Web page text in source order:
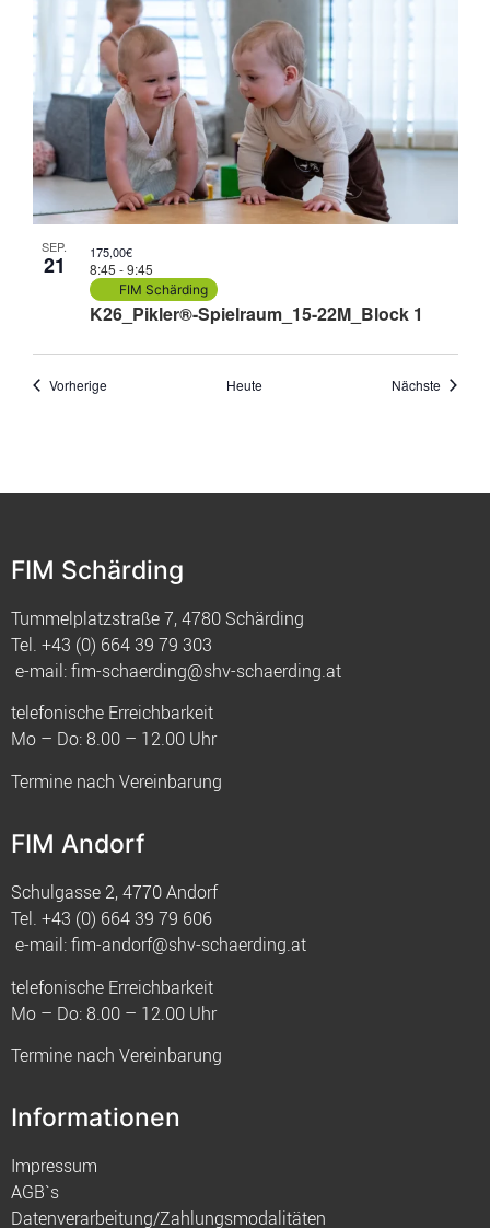
SEP.
21
K26_Pikler®-Spielraum_15-22M_Block 1
8:45 -9:45
FIM Schärding
175,00€
VorherigeVeranstaltungen Heute Nächste
FIM Schärding
Tummelplatzstraße 7, 4780 Schärding
Tel. +43 (0) 664 39 79 303
e-mail:fim-schaerding@shv-schaerding.at
telefonische Erreichbarkeit
Mo – Do: 8.00 – 12.00 Uhr
Termine nach Vereinbarung
FIM Andorf
Schulgasse 2, 4770 Andorf
Tel. +43 (0) 664 39 79 606
e-mail:fim-andorf@shv-schaerding.at
telefonische Erreichbarkeit
Mo – Do: 8.00 – 12.00 Uhr
Termine nach Vereinbarung
Informationen
Impressum
AGB`s
Datenverarbeitung/Zahlungsmodalitäten